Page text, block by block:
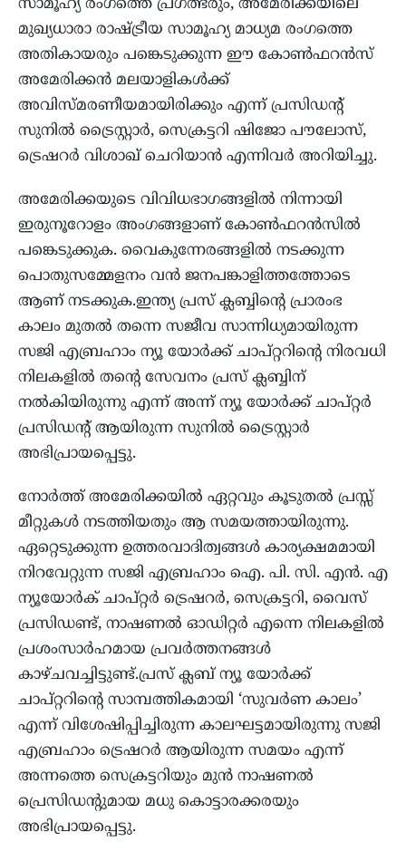
സാമൂഹ്യ രംഗത്തെ പ്രഗത്ഭരും, അമേരിക്കയിലെ
മുഖ്യധാരാ രാഷ്ട്രീയ സാമൂഹ്യ മാധ്യമ രംഗത്തെ
അതികായരും പങ്കെടുക്കുന്ന ഈ കോണ്‍ഫറന്‍സ്
അമേരിക്കന്‍ മലയാളികള്‍ക്ക്
അവിസ്മരണീയമായിരിക്കും എന്ന് പ്രസിഡന്റ്
സുനില്‍ ട്രൈസ്റ്റാര്‍, സെക്രട്ടറി ഷിജോ പൗലോസ്,
ട്രെഷറര്‍ വിശാഖ് ചെറിയാന്‍ എന്നിവര്‍ അറിയിച്ചു.
അമേരിക്കയുടെ വിവിധഭാഗങ്ങളില്‍ നിന്നായി
ഇരുനൂറോളം അംഗങ്ങളാണ് കോണ്‍ഫറന്‍സില്‍
പങ്കെടുക്കുക. വൈകുന്നേരങ്ങളില്‍ നടക്കുന്ന
പൊതുസമ്മേളനം വന്‍ ജനപങ്കാളിത്തത്തോടെ
ആണ് നടക്കുക.ഇന്ത്യ പ്രസ് ക്ലബ്ബിന്റെ പ്രാരംഭ
കാലം മുതല്‍ തന്നെ സജീവ സാന്നിധ്യമായിരുന്ന
സജി എബ്രഹാം ന്യൂ യോര്‍ക്ക് ചാപ്റ്ററിന്റെ നിരവധി
നിലകളില്‍ തന്റെ സേവനം പ്രസ് ക്ലബ്ബിന്
നല്‍കിയിരുന്നു എന്ന് അന്ന് ന്യൂ യോര്‍ക്ക് ചാപ്റ്റര്‍
പ്രസിഡന്റ് ആയിരുന്ന സുനില്‍ ട്രൈസ്റ്റാര്‍
അഭിപ്രായപ്പെട്ടു.
നോര്‍ത്ത് അമേരിക്കയില്‍ ഏറ്റവും കൂടുതല്‍ പ്രസ്സ്
മീറ്റുകള്‍ നടത്തിയതും ആ സമയത്തായിരുന്നു.
ഏറ്റെടുക്കുന്ന ഉത്തരവാദിത്വങ്ങള്‍ കാര്യക്ഷമമായി
നിറവേറ്റുന്ന സജി എബ്രഹാം ഐ. പി. സി. എന്‍. എ
ന്യൂയോര്‍ക് ചാപ്റ്റര്‍ ട്രെഷറര്‍, സെക്രട്ടറി, വൈസ്
പ്രസിഡണ്ട്, നാഷണല്‍ ഓഡിറ്റര്‍ എന്നെ നിലകളില്‍
പ്രശംസാര്‍ഹമായ പ്രവര്‍ത്തനങ്ങള്‍
കാഴ്ചവച്ചിട്ടുണ്ട്.പ്രസ് ക്ലബ് ന്യൂ യോര്‍ക്ക്
ചാപ്റ്ററിന്റെ സാമ്പത്തികമായി ‘സുവര്‍ണ കാലം’
എന്ന് വിശേഷിപ്പിച്ചിരുന്ന കാലഘട്ടമായിരുന്നു സജി
എബ്രഹാം ട്രെഷറര്‍ ആയിരുന്ന സമയം എന്ന്
അന്നത്തെ സെക്രട്ടറിയും മുന്‍ നാഷണല്‍
പ്രെസിഡന്റുമായ മധു കൊട്ടാരക്കരയും
അഭിപ്രായപ്പെട്ടു.